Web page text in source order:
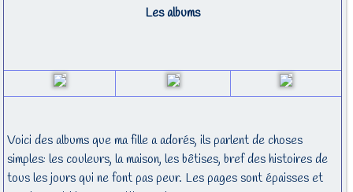
Les albums
Voici des albums que ma fille a adorés, ils parlent de choses
simples: les couleurs, la maison, les bêtises, bref des histoires de
tous les jours qui ne font pas peur. Les pages sont épaisses et